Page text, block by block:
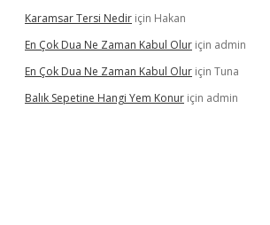
Karamsar Tersi Nedir için Hakan
En Çok Dua Ne Zaman Kabul Olur için admin
En Çok Dua Ne Zaman Kabul Olur için Tuna
Balık Sepetine Hangi Yem Konur için admin